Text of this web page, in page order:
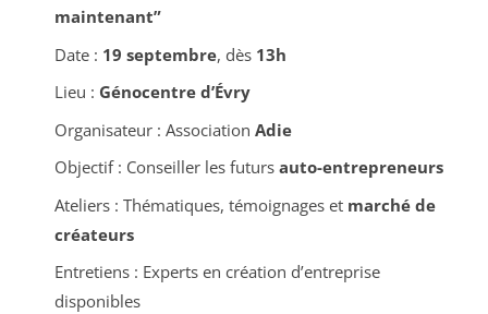
maintenant”
Date : 19 septembre, dès 13h
Lieu : Génocentre d’Évry
Organisateur : Association Adie
Objectif : Conseiller les futurs auto-entrepreneurs
Ateliers : Thématiques, témoignages et marché de
créateurs
Entretiens : Experts en création d’entreprise
disponibles